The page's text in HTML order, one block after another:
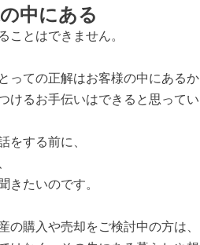
中にある
ことはできません。
っての正解はお客様の中にあるか
けるお手伝いはできると思ってい
をする前に、
きたいのです。
の購入や売却をご検討中の方は